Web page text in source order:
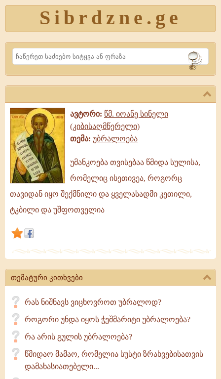
Sibrdzne.ge
Search
ავტორი: წმ. იოანე სინელი
(კიბისაღმწერელი)
თემა: უბრალოება
უმანკოება
თვისებაა
წმიდა
სულისა,
ისეთივეა,
თავიდან
იყო
შექმნილი
და
ყველასადმი
კეთილი,
უმანკოება თვისებაა წმიდა სულისა,
რომელიც ისეთივეა, როგორც
თავიდან იყო შექმნილი და ყველასადმი კეთილი,
ტკბილი და უშფოთველია
თემატური კითხვები
რას ნიშნავს ვიცხოვროთ უბრალოდ?
როგორი უნდა იყოს ჭეშმარიტი უბრალოება?
რა არის გულის უბრალოება?
წმიდაო მამაო, რომელია სუსტი ზრახვებისათვის
დამახასიათებელი...